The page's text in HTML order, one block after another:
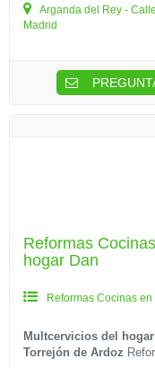
Arganda del Rey -
Madrid
Reformas
hogar Dan
Reformas Cocinas
Multcervicios del hogar
Torrejón de Ardoz